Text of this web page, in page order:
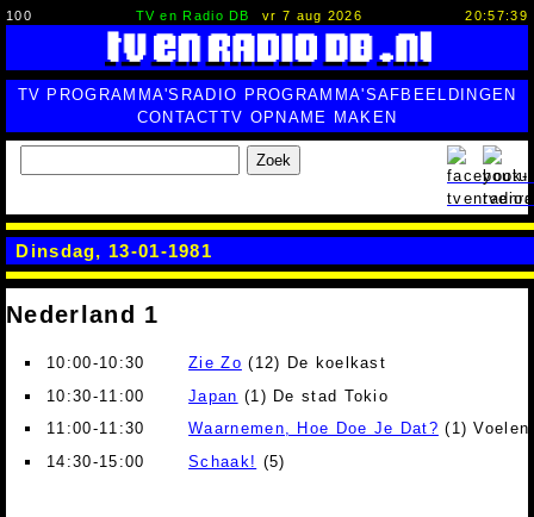
100 TV en Radio DB vr 7 aug 2026 20:57:40
TV PROGRAMMA'S RADIO PROGRAMMA'SAFBEELDINGEN
CONTACTTV OPNAME MAKEN
Zoek
Dinsdag, 13-01-1981
Nederland 1
10:00-10:30 Zie Zo (12) De koelkast
10:30-11:00
Japan (1) De stad Tokio
11:00-11:30
Waarnemen, Hoe Doe Je Dat? (1) Voelen
14:30-15:00
Schaak! (5)